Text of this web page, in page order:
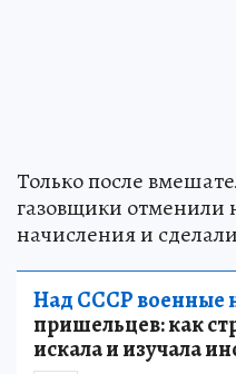
Только после
газовщики отменили
начисления и
Над СССР военные
пришельцев: как
искала и изучала